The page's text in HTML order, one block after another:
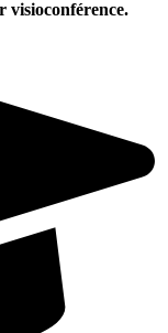
visioconférence.